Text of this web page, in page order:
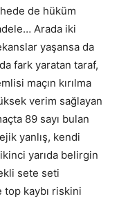
de hüküm
Arada iki
yaşansa da
fark yaratan taraf,
maçın kırılma
verim sağlayan
89 sayı bulan
yanlış, kendi
yarıda belirgin
sete seti
kaybı riskini